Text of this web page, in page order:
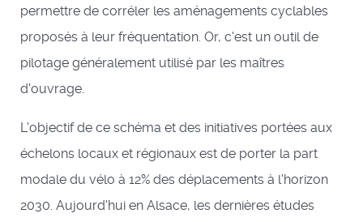
permettre de corréler les aménagements cyclables
proposés à leur fréquentation. Or, c'est un outil de
pilotage généralement utilisé par les maîtres
d'ouvrage.
L'objectif de ce schéma et des initiatives portées aux
échelons locaux et régionaux est de porter la part
modale du vélo à 12% des déplacements à l'horizon
2030. Aujourd'hui en Alsace, les dernières études